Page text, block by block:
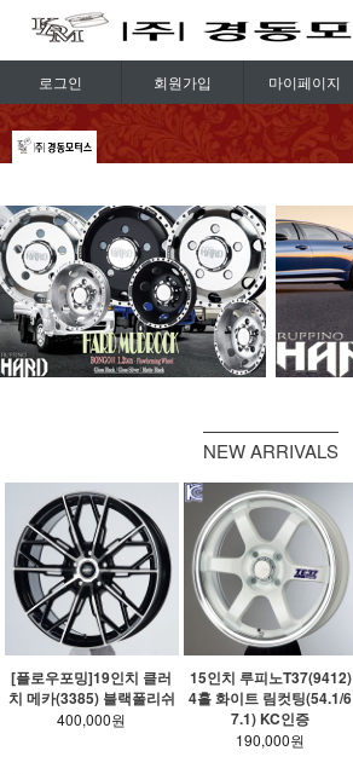
로그인 회원가입 마이페이지
NEW ARRIVALS
[플로우포밍]19인치 클러
치 메카(3385) 블랙폴리쉬
400,000원
15인치 루피노T37(9412)
4홀 화이트 림컷팅(54.1/6
7.1) KC인증
190,000원